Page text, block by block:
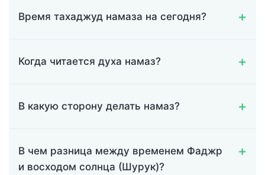
Время тахаджуд намаза на сегодня?
Когда читается духа намаз?
В какую сторону делать намаз?
В чем разница между временем Фаджр
и восходом солнца (Шурук)?